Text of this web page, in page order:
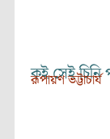
কই সেই চিনি
রূপায়ণ ভট্টাচার্য